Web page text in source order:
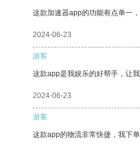
这款加速器app的功能有点单一
2024-06-23
游客
这款app是我娱乐的好帮手，让
2024-06-23
游客
这款app的物流非常快捷，我下